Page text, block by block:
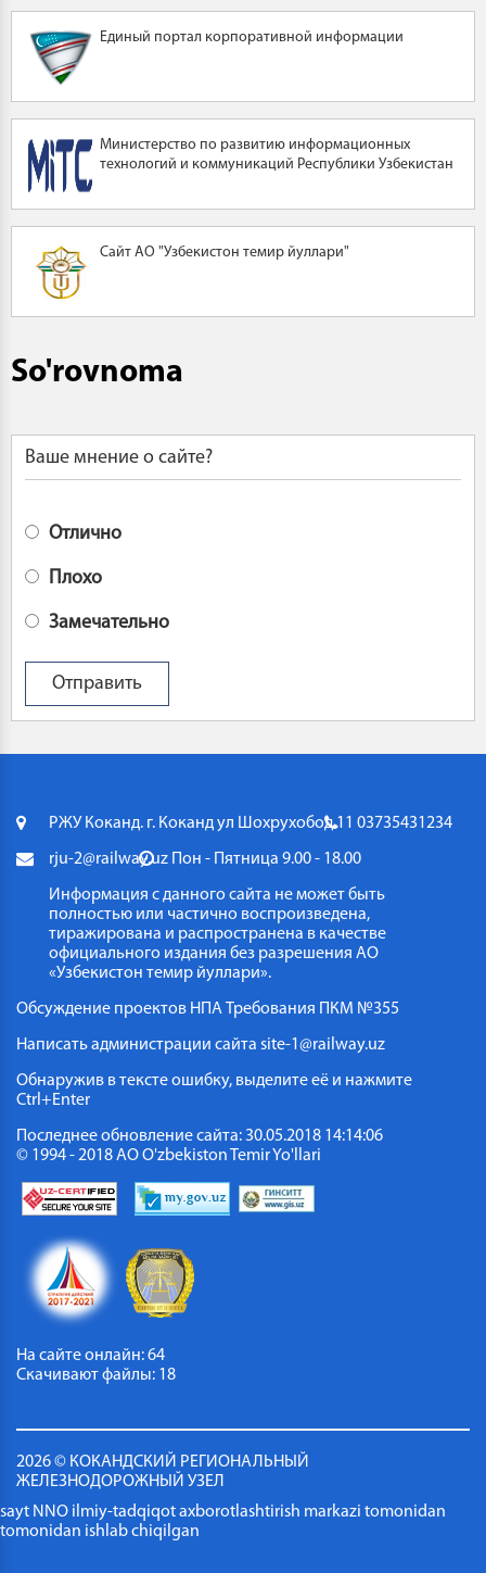
Единый портал корпоративной информации
Министерство по развитию информационных
технологий и коммуникаций Республики Узбекистан
Сайт АО "Узбекистон темир йуллари"
So'rovnoma
Ваше мнение о сайте?
Отлично
Плохо
Замечательно
РЖУ Коканд. г. Коканд ул Шохрухобод 11 03735431234
rju-2@railway.uz Пон - Пятница 9.00 - 18.00
Информация с данного сайта не может быть
полностью или частично воспроизведена,
тиражирована и распространена в качестве
официального издания без разрешения АО
«Узбекистон темир йуллари».
Обсуждение проектов НПАТребования ПКМ №355
Написать администрации сайта site-1@railway.uz
Обнаружив в тексте ошибку, выделите её и нажмите
Ctrl+Enter
Последнее обновление сайта: 30.05.2018 14:14:06
© 1994 - 2018 АО O'zbekiston Temir Yo'llari
На сайте онлайн: 64
Скачивают файлы: 26
2026 © КОКАНДСКИЙ РЕГИОНАЛЬНЫЙ
ЖЕЛЕЗНОДОРОЖНЫЙ УЗЕЛ
sayt NNO ilmiy-tadqiqot axborotlashtirish markazi tomonidan
tomonidan ishlab chiqilgan